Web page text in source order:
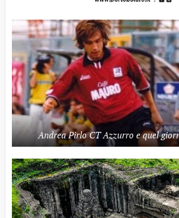
Andrea Pirlo CT Azzurro e quel